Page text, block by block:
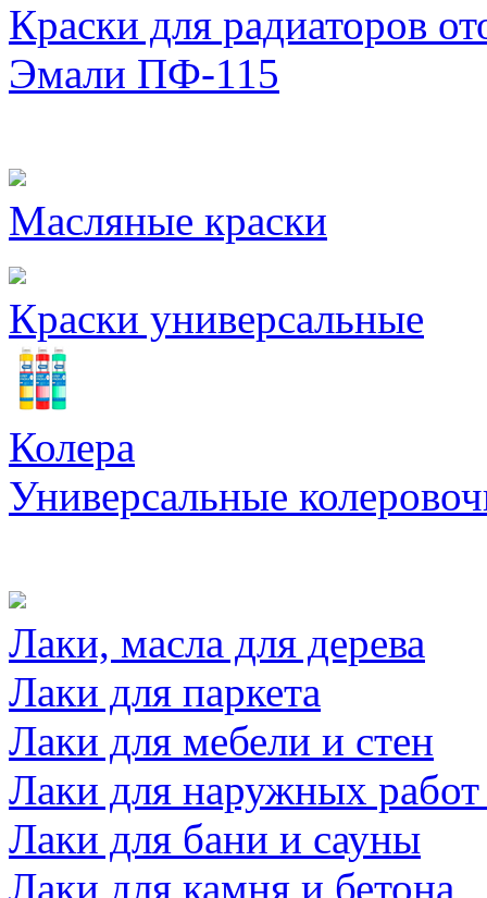
Краски для радиаторов
Эмали ПФ-115
Масляные краски
Краски универсальные
Колера
Универсальные
Лаки, масла для дерева
Лаки для паркета
Лаки для мебели и стен
Лаки для наружных
Лаки для бани и сауны
Лаки для камня и бетона